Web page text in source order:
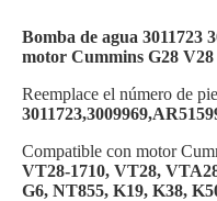
Bomba de agua 3011723
motor Cummins G28 V28
Reemplace el número de
Compatible con motor
VT28-1710, VT28,
G6, NT855, K19, K38,